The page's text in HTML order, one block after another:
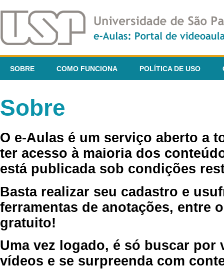
SOBRE COMO FUNCIONA POLÍTICA DE USO
Sobre
O e-Aulas é um serviço aberto a
ter acesso à maioria dos
está publicada sob condições
Basta realizar seu cadastro e
ferramentas de anotações, entre
gratuito!
Uma vez logado, é só buscar por
vídeos e se surpreenda com